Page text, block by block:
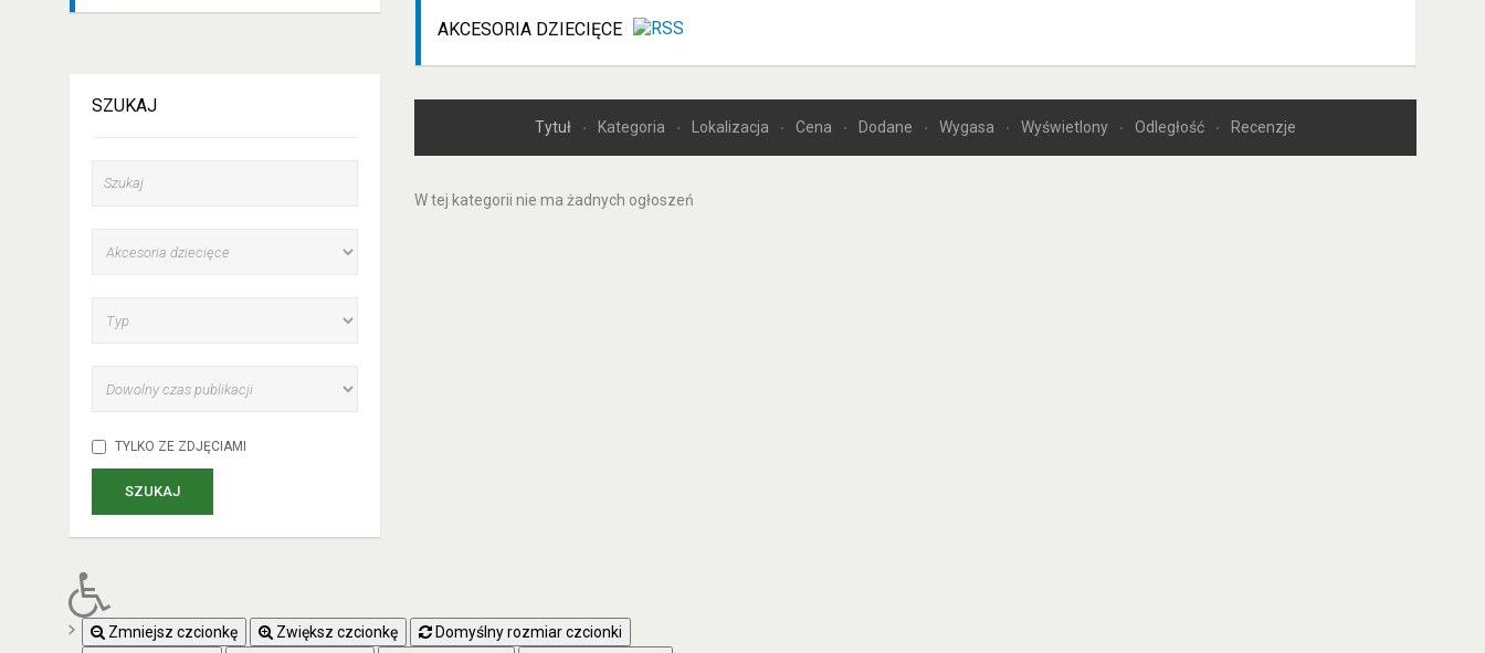
AKCESORIA DZIECIĘCE
Tytuł Kategoria Lokalizacja Cena Dodane Wygasa Wyświetlony Odległość Recenzje
W tej kategorii nie ma żadnych ogłoszeń
SZUKAJ
TYLKO ZE ZDJĘCIAMI
SZUKAJ
Zmniejsz czcionkę Zwiększ czcionkę
Domyślny rozmiar czcionki